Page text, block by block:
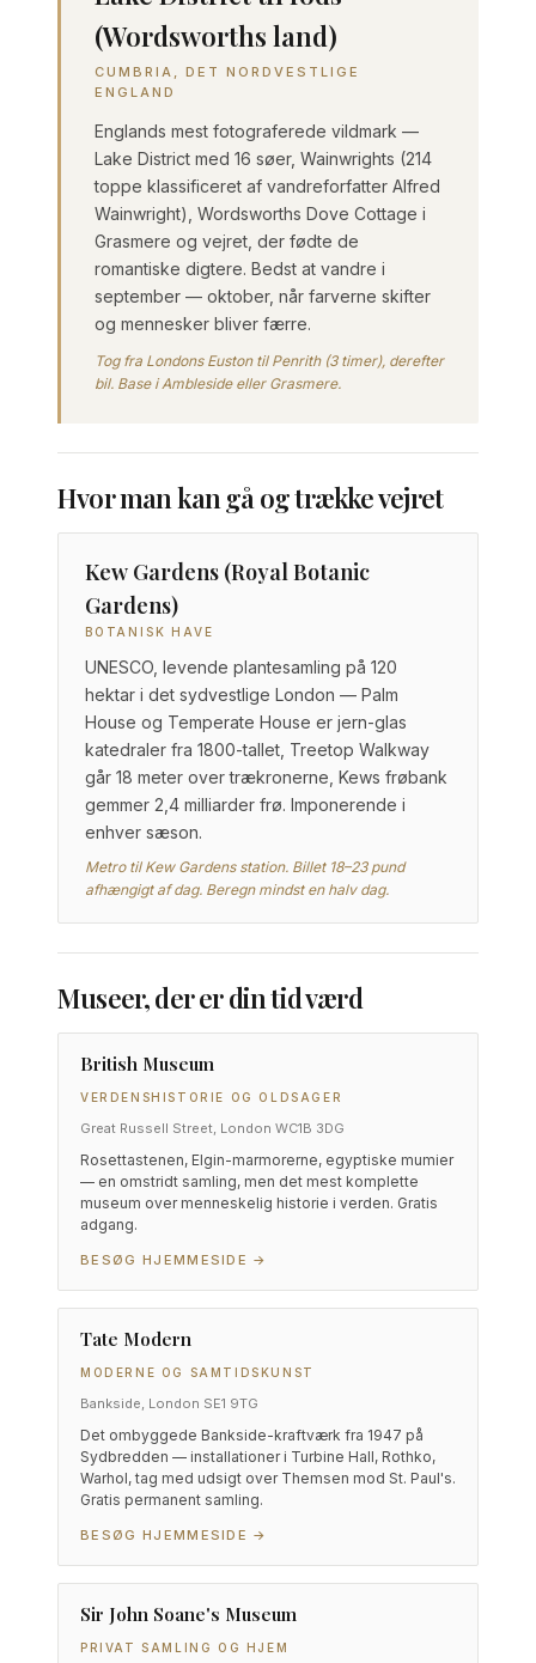
(Wordsworths land)
CUMBRIA, DET NORDVESTLIGE
ENGLAND
Englands mest fotograferede vildmark —
Lake District med 16 søer, Wainwrights (214
toppe klassificeret af vandreforfatter Alfred
Wainwright), Wordsworths Dove Cottage i
Grasmere og vejret, der fødte de
romantiske digtere. Bedst at vandre i
september — oktober, når farverne skifter
og mennesker bliver færre.
Tog fra Londons Euston til Penrith (3 timer), derefter
bil. Base i Ambleside eller Grasmere.
Hvor man kan gå og trække vejret
Kew Gardens (Royal Botanic
Gardens)
BOTANISK HAVE
UNESCO, levende plantesamling på 120
hektar i det sydvestlige London — Palm
House og Temperate House er jern-glas
katedraler fra 1800-tallet, Treetop Walkway
går 18 meter over trækronerne, Kews frøbank
gemmer 2,4 milliarder frø. Imponerende i
enhver sæson.
Metro til Kew Gardens station. Billet 18–23 pund
afhængigt af dag. Beregn mindst en halv dag.
Museer, der er din tid værd
British Museum
VERDENSHISTORIE OG OLDSAGER
Great Russell Street, London WC1B 3DG
Rosettastenen, Elgin-marmorerne, egyptiske mumier
— en omstridt samling, men det mest komplette
museum over menneskelig historie i verden. Gratis
adgang.
BESØG HJEMMESIDE →
Tate Modern
MODERNE OG SAMTIDSKUNST
Bankside, London SE1 9TG
Det ombyggede Bankside-kraftværk fra 1947 på
Sydbredden — installationer i Turbine Hall, Rothko,
Warhol, tag med udsigt over Themsen mod St. Paul's.
Gratis permanent samling.
BESØG HJEMMESIDE →
Sir John Soane's Museum
PRIVAT SAMLING OG HJEM